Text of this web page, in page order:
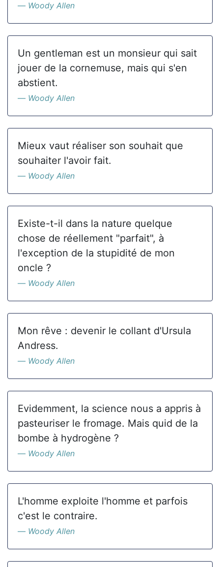
Woody Allen
Un gentleman est un monsieur qui sait
jouer de la cornemuse, mais qui s'en
abstient.
Woody Allen
Mieux vaut réaliser son souhait que
souhaiter l'avoir fait.
Woody Allen
Existe-t-il dans la nature quelque
chose de réellement "parfait", à
l'exception de la stupidité de mon
oncle ?
Woody Allen
Mon rêve : devenir le collant d'Ursula
Andress.
Woody Allen
Evidemment, la science nous a appris à
pasteuriser le fromage. Mais quid de la
bombe à hydrogène ?
Woody Allen
L'homme exploite l'homme et parfois
c'est le contraire.
Woody Allen